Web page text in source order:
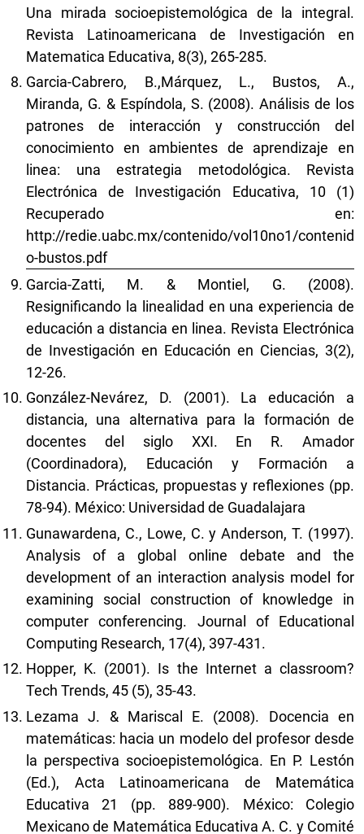
Una mirada socioepistemológica de la integral.
Revista Latinoamericana de Investigación en
Matematica Educativa, 8(3), 265-285.
Garcia-Cabrero, B.,Márquez, L., Bustos, A.,
Miranda, G. & Espíndola, S. (2008). Análisis de los
patrones de interacción y construcción del
conocimiento en ambientes de aprendizaje en
linea: una estrategia metodológica. Revista
Electrónica de Investigación Educativa, 10 (1)
Recuperado en:
http://redie.uabc.mx/contenido/vol10no1/contenid
o-bustos.pdf
Garcia-Zatti, M. & Montiel, G. (2008).
Resignificando la linealidad en una experiencia de
educación a distancia en linea. Revista Electrónica
de Investigación en Educación en Ciencias, 3(2),
12-26.
González-Nevárez, D. (2001). La educación a
distancia, una alternativa para la formación de
docentes del siglo XXI. En R. Amador
(Coordinadora), Educación y Formación a
Distancia. Prácticas, propuestas y reflexiones (pp.
78-94). México: Universidad de Guadalajara
Gunawardena, C., Lowe, C. y Anderson, T. (1997).
Analysis of a global online debate and the
development of an interaction analysis model for
examining social construction of knowledge in
computer conferencing. Journal of Educational
Computing Research, 17(4), 397-431.
Hopper, K. (2001). Is the Internet a classroom?
Tech Trends, 45 (5), 35-43.
Lezama J. & Mariscal E. (2008). Docencia en
matemáticas: hacia un modelo del profesor desde
la perspectiva socioepistemológica. En P. Lestón
(Ed.), Acta Latinoamericana de Matemática
Educativa 21 (pp. 889-900). México: Colegio
Mexicano de Matemática Educativa A. C. y Comité